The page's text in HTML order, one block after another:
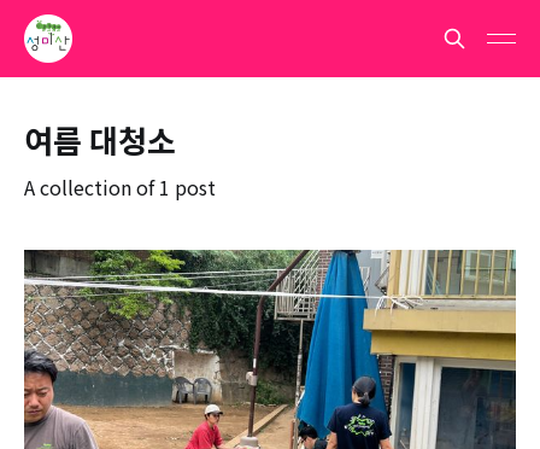
여름 대청소
A collection of 1 post